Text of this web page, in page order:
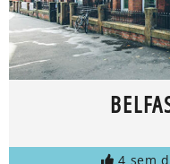
4 sem